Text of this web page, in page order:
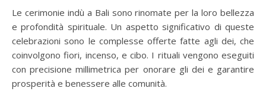
Le cerimonie indù a Bali sono rinomate per la loro bellezza
e profondità spirituale. Un aspetto significativo di queste
celebrazioni sono le complesse offerte fatte agli dei, che
coinvolgono fiori, incenso, e cibo. I rituali vengono eseguiti
con precisione millimetrica per onorare gli dei e garantire
prosperità e benessere alle comunità.